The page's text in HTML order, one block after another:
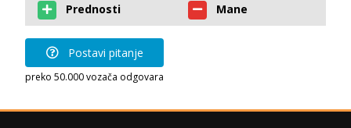
Prednosti Mane
Postavi pitanje
preko 50.000 vozača odgovara